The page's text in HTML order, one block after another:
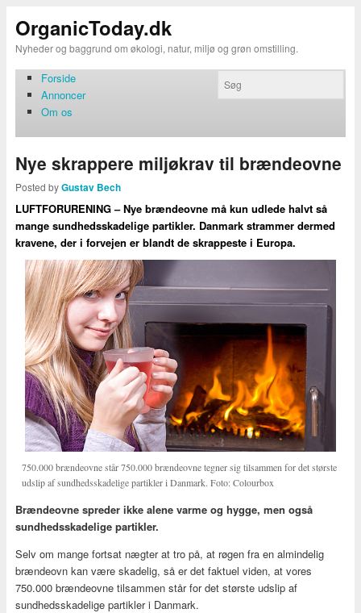
OrganicToday.dk
Nyheder og baggrund om økologi, natur, miljø og grøn omstilling.
Forside
Annoncer
Om os
Nye skrappere miljøkrav til brændeovne
Posted byGustav Bech
LUFTFORURENING – Nye brændeovne må kun udlede halvt så
mange sundhedsskadelige partikler. Danmark strammer dermed
kravene, der i forvejen er blandt de skrappeste i Europa.
750.000 brændeovne står 750.000 brændeovne tegner sig tilsammen for det største
udslip af sundhedsskadelige partikler i Danmark. Foto: Colourbox
Brændeovne spreder ikke alene varme og hygge, men også
sundhedsskadelige partikler.
Selv om mange fortsat nægter at tro på, at røgen fra en almindelig
brændeovn kan være skadelig, så er det faktuel viden, at vores
750.000 brændeovne tilsammen står for det største udslip af
sundhedsskadelige partikler i Danmark.